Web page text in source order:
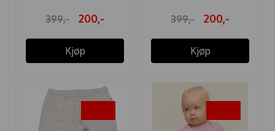
399,- 200,-
Kjøp
399,- 200,-
Kjøp